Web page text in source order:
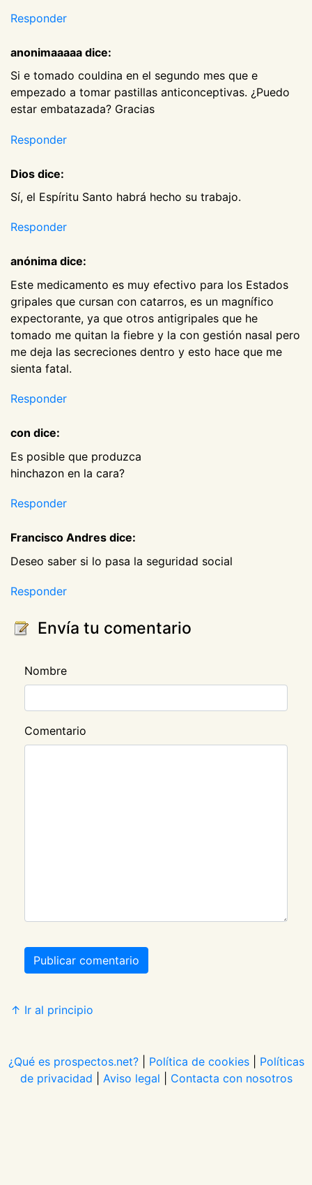
Responder
anonimaaaaa dice:
Si e tomado couldina en el segundo mes que e
empezado a tomar pastillas anticonceptivas. ¿Puedo
estar embatazada? Gracias
Responder
Dios dice:
Sí, el Espíritu Santo habrá hecho su trabajo.
Responder
anónima dice:
Este medicamento es muy efectivo para los Estados
gripales que cursan con catarros, es un magnífico
expectorante, ya que otros antigripales que he
tomado me quitan la fiebre y la con gestión nasal pero
me deja las secreciones dentro y esto hace que me
sienta fatal.
Responder
con dice:
Es posible que produzca
hinchazon en la cara?
Responder
Francisco Andres dice:
Deseo saber si lo pasa la seguridad social
Responder
Envía tu comentario
Nombre
Comentario
Publicar comentario
↑ Ir al principio
¿Qué es prospectos.net?| Política de cookies| Políticas
de privacidad
Aviso legal Contacta con nosotros